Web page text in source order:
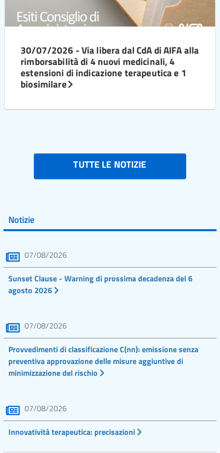
30/07/2026 - Via libera dal CdA di AIFA alla
rimborsabilità di 4 nuovi medicinali, 4
estensioni di indicazione terapeutica e 1
biosimilare
TUTTE LE NOTIZIE
Notizie
07/08/2026
Sunset Clause - Warning di prossima decadenza del 6
agosto 2026
07/08/2026
Provvedimenti di classificazione C(nn): emissione senza
preventiva approvazione delle misure aggiuntive di
minimizzazione del rischio
07/08/2026
Innovatività terapeutica: precisazioni